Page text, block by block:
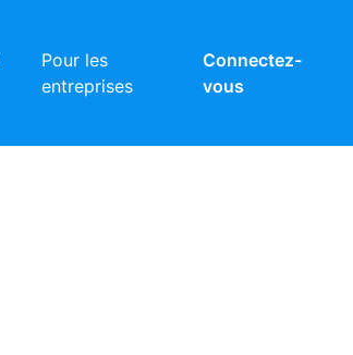
Pour les
entreprises
Connectez-
vous